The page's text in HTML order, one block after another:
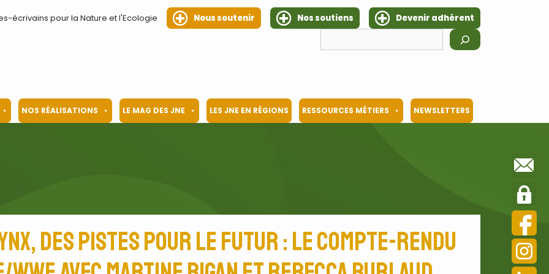
écrivains pour la Nature et l'Ecologie Nous soutenir Nos soutiens
Devenir adhérent
NOS RÉALISATIONS LE MAG DES JNE LES JNE EN RÉGIONS RESSOURCES MÉTIERS NEWSLETTERS
des pistes pour le futur : le compte-rendu